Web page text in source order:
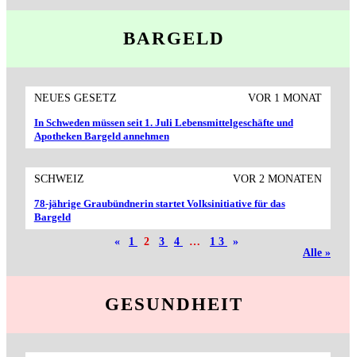
BARGELD
NEUES GESETZ VOR 1 MONAT
In Schweden müssen seit 1. Juli Lebensmittelgeschäfte und
Apotheken Bargeld annehmen
SCHWEIZ VOR 2 MONATEN
78-jährige Graubündnerin startet Volksinitiative für das
Bargeld
« 1 2 3 4 … 13
»
Alle »
GESUNDHEIT